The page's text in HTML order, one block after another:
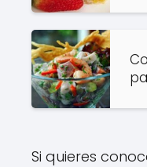
Si quieres